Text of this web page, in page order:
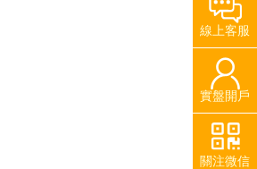
線上客服
實盤開戶
關注微信